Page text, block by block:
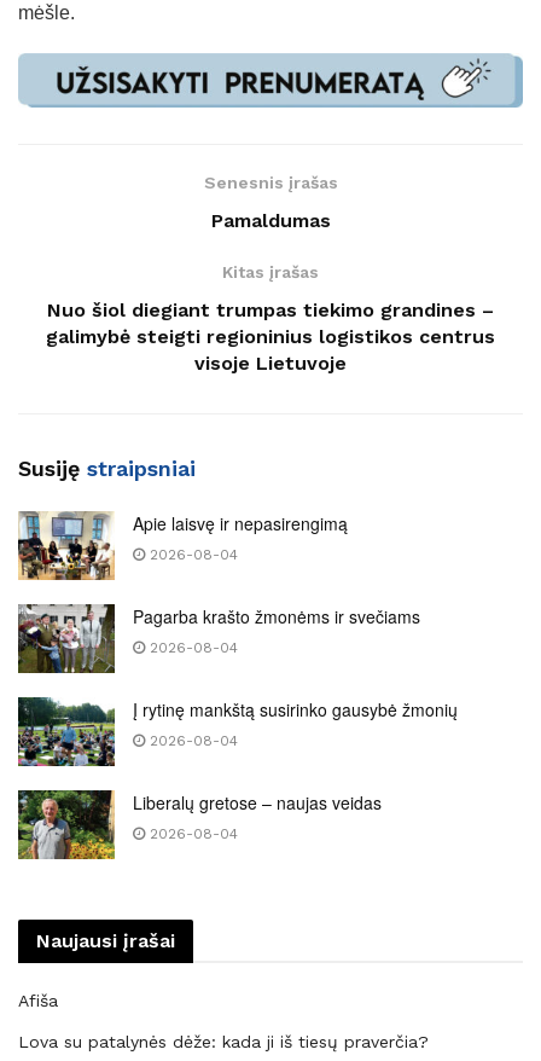
mėšle.
Senesnis įrašas
Pamaldumas
Kitas įrašas
Nuo šiol diegiant trumpas tiekimo grandines –
galimybė steigti regioninius logistikos centrus
visoje Lietuvoje
Susiję straipsniai
Apie laisvę ir nepasirengimą
2026-08-04
Pagarba krašto žmonėms ir svečiams
2026-08-04
Į rytinę mankštą susirinko gausybė žmonių
2026-08-04
Liberalų gretose – naujas veidas
2026-08-04
Naujausi įrašai
Afiša
Lova su patalynės dėže: kada ji iš tiesų praverčia?